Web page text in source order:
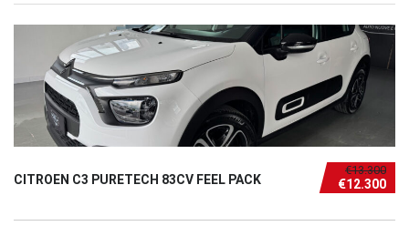
€13.300
€12.300
CITROEN C3 PURETECH 83CV FEEL PACK